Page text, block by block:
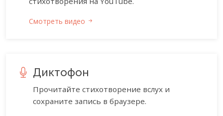
Смотреть видео
Диктофон
Прочитайте стихотворение вслух и
сохраните запись в браузере.